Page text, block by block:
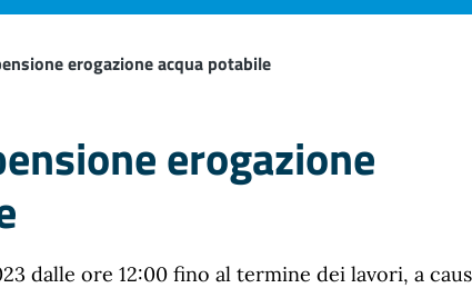
erogazione acqua potabile
erogazione
dalle ore 12:00 fino al termine dei lavori, a